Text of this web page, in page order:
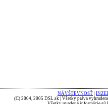
NÁVŠTEVNOSŤ
(C) 2004, 2005 DSL.sk | Všetky práva